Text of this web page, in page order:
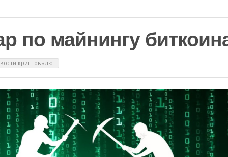
по майнингу
криптовалют